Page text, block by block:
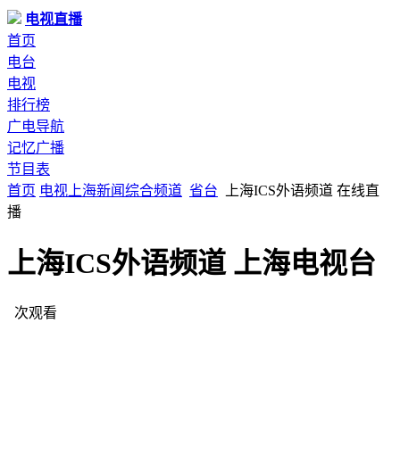
电视直播
首页
电台
电视
排行榜
广电导航
记忆广播
节目表
首页 电视 上海新闻综合频道 省台
上海ICS外语频道 在线直
播
上海ICS外语频道 上海电视台
次观看